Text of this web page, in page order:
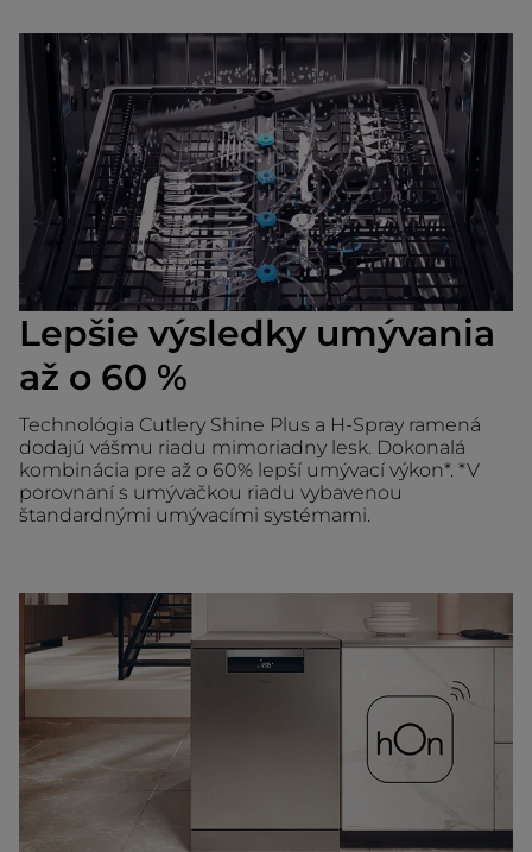
Lepšie výsledky umývania
až o 60 %
Technológia Cutlery Shine Plus a H-Spray ramená
dodajú vášmu riadu mimoriadny lesk. Dokonalá
kombinácia pre až o 60% lepší umývací výkon*. *V
porovnaní s umývačkou riadu vybavenou
štandardnými umývacími systémami.